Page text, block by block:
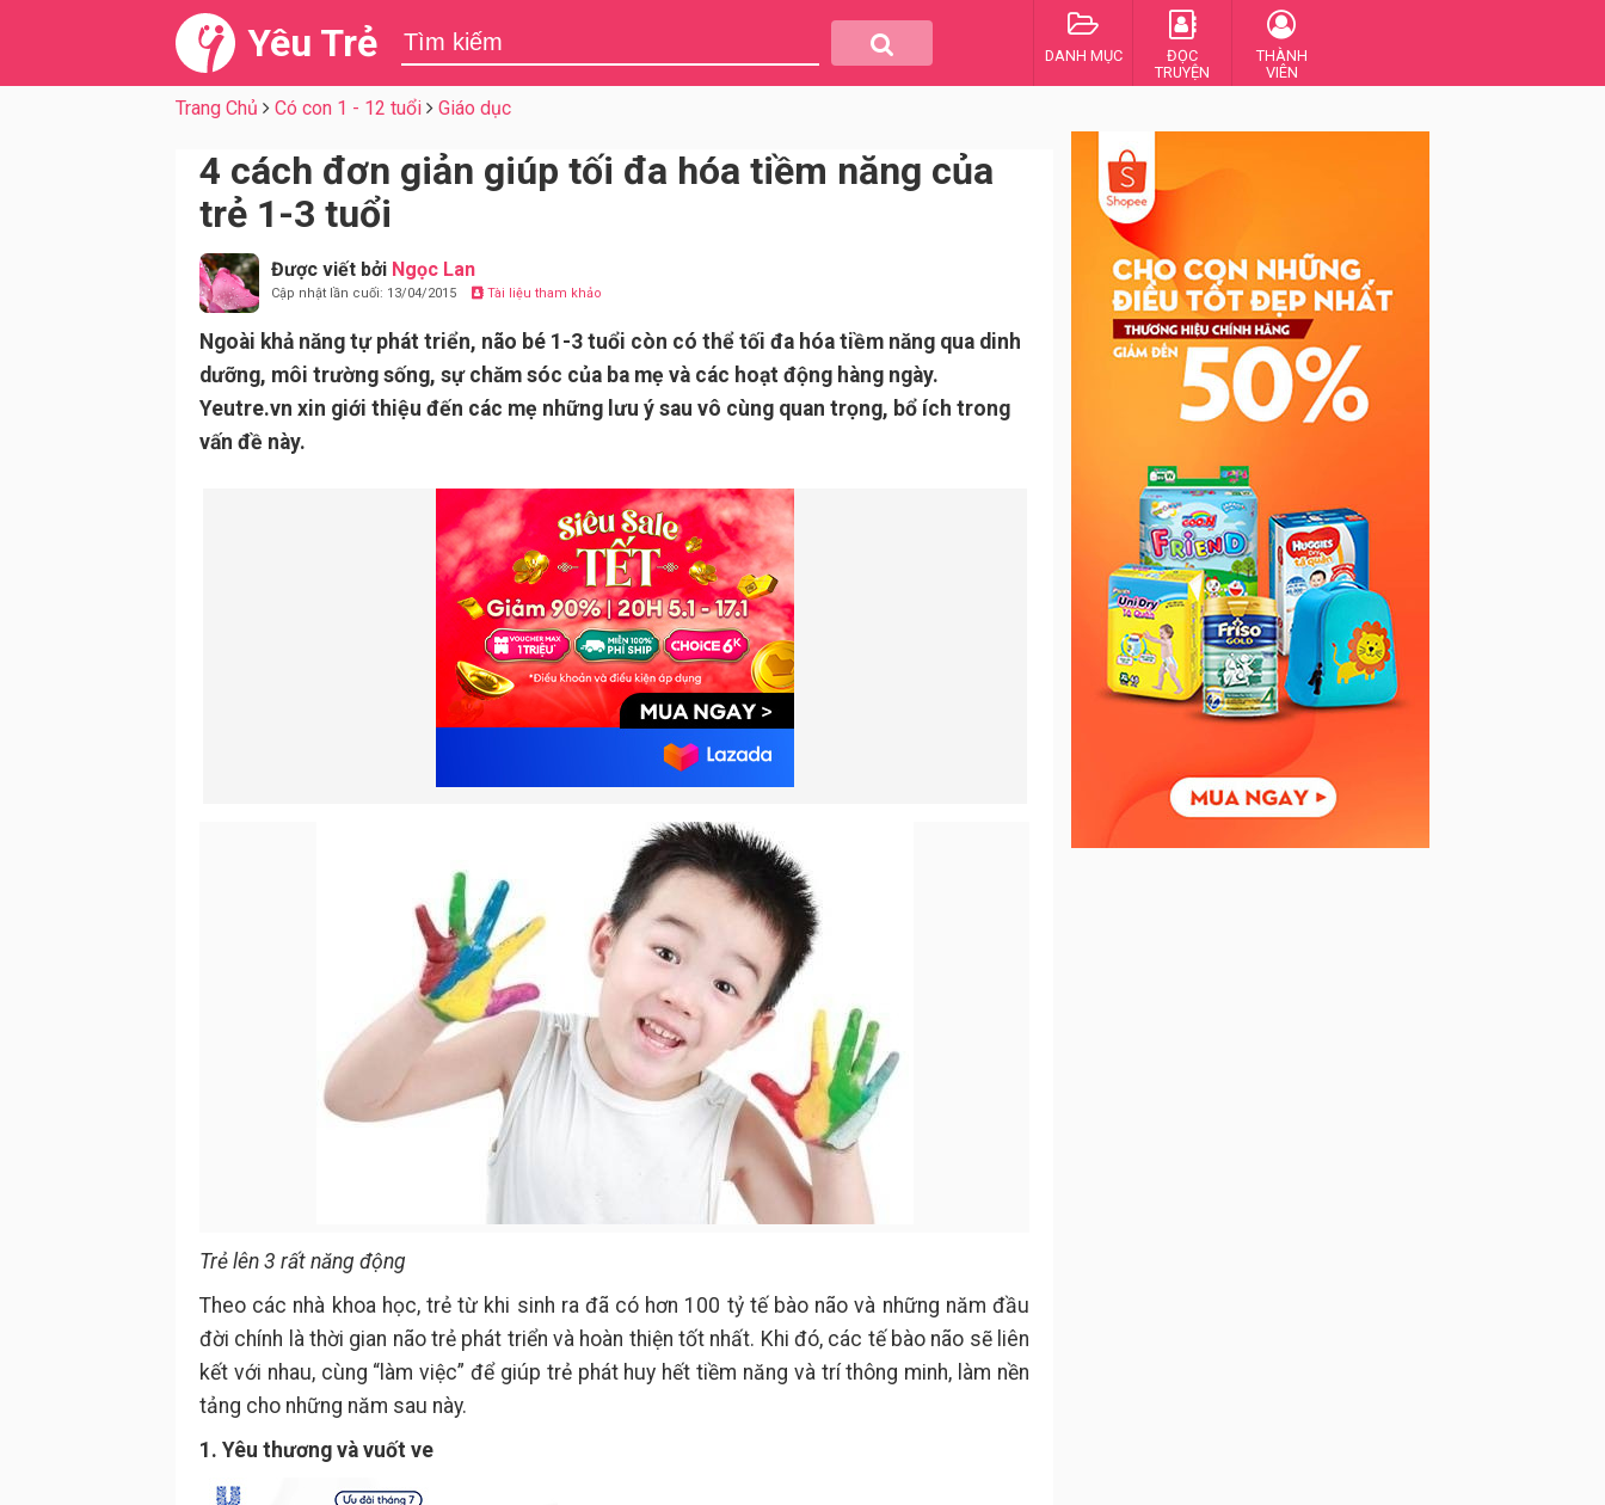
Yêu Trẻ DANH MỤC
ĐỌC
TRUYỆN
THÀNH
VIÊN
Trang Chủ Có con 1 - 12 tuổi Giáo dục
4 cách đơn giản giúp tối đa hóa tiềm năng của
trẻ 1-3 tuổi
Được viết bởi Ngọc Lan
Cập nhật lần cuối: 13/04/2015 Tài liệu tham khảo
Ngoài khả năng tự phát triển, não bé 1-3 tuổi còn có thể tối đa hóa tiềm năng qua dinh
dưỡng, môi trường sống, sự chăm sóc của ba mẹ và các hoạt động hàng ngày.
Yeutre.vn xin giới thiệu đến các mẹ những lưu ý sau vô cùng quan trọng, bổ ích trong
vấn đề này.
Trẻ lên 3 rất năng động
Theo các nhà khoa học, trẻ từ khi sinh ra đã có hơn 100 tỷ tế bào não và những năm đầu
đời chính là thời gian não trẻ phát triển và hoàn thiện tốt nhất. Khi đó, các tế bào não sẽ liên
kết với nhau, cùng “làm việc” để giúp trẻ phát huy hết tiềm năng và trí thông minh, làm nền
tảng cho những năm sau này.
1. Yêu thương và vuốt ve